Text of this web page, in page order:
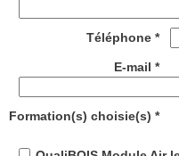
Téléphone *
E-mail *
Formation(s) choisie(s) *